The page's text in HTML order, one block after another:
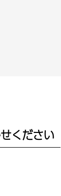
ください